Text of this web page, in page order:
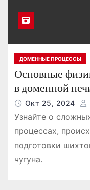
ДОМЕННЫЕ ПРОЦЕССЫ
Основные
в доменной
Окт 25, 2024
Узнайте о
процессах,
подготовки
чугуна.